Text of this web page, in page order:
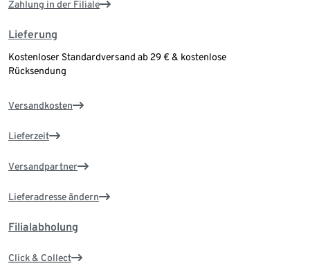
Zahlung in der Filiale
Lieferung
Kostenloser Standardversand ab 29 € & kostenlose
Rücksendung
Versandkosten
Lieferzeit
Versandpartner
Lieferadresse ändern
Filialabholung
Click & Collect